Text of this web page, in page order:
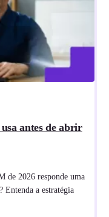
antes de abrir
de 2026 responde uma
Entenda a estratégia